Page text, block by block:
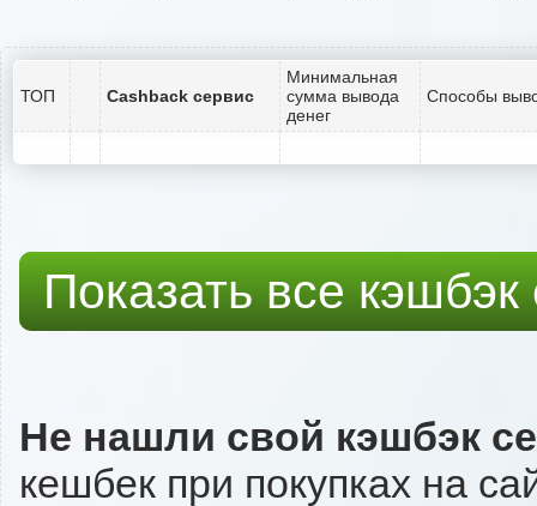
ТОП Cashback сервис
Минимальная
сумма вывода
денег
Способы
Показать все
Не нашли свой кэшбэк
кешбек при покупках на